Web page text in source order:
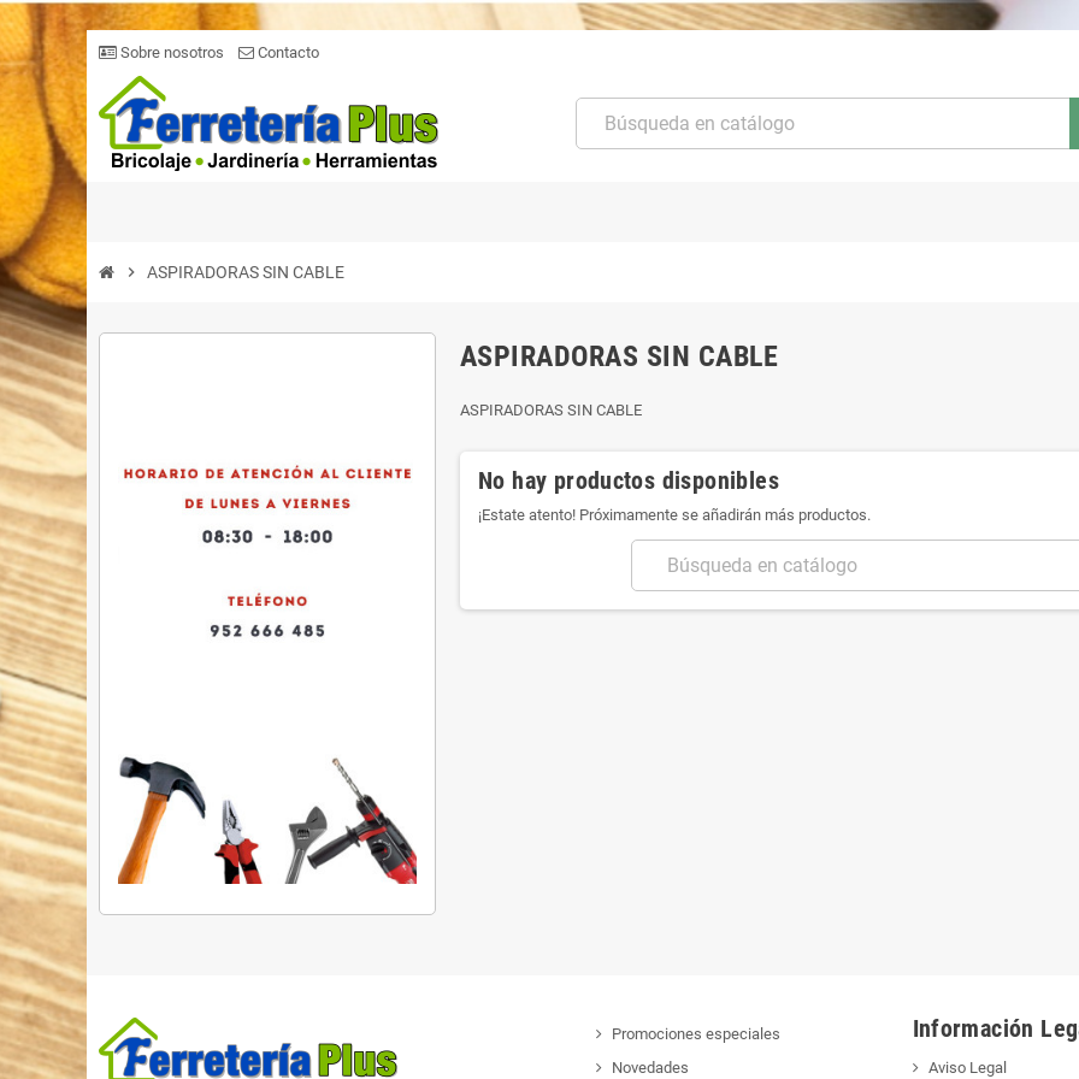
Sobre nosotros Contacto
chevron_right ASPIRADORAS SIN CABLE
ASPIRADORAS SIN CABLE
ASPIRADORAS SIN CABLE
No hay productos disponibles
¡Estate atento! Próximamente se añadirán más productos.
Promociones especiales
Novedades
Información
Aviso Legal